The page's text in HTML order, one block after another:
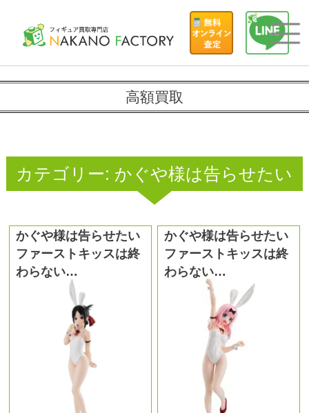
高額買取
カテゴリー: かぐや様は告らせたい
かぐや様は告らせたい
ファーストキッスは終
わらない…
かぐや様は告らせたい
ファーストキッスは終
わらない…